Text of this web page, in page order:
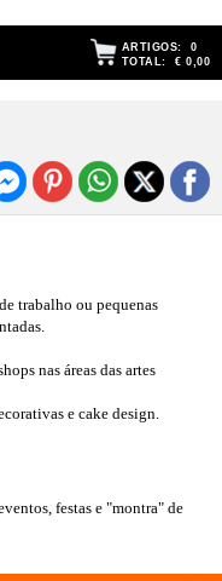
ARTIGOS: 0
TOTAL: € 0,00
trabalho ou pequenas
nas áreas das artes
e cake design.
festas e "montra" de